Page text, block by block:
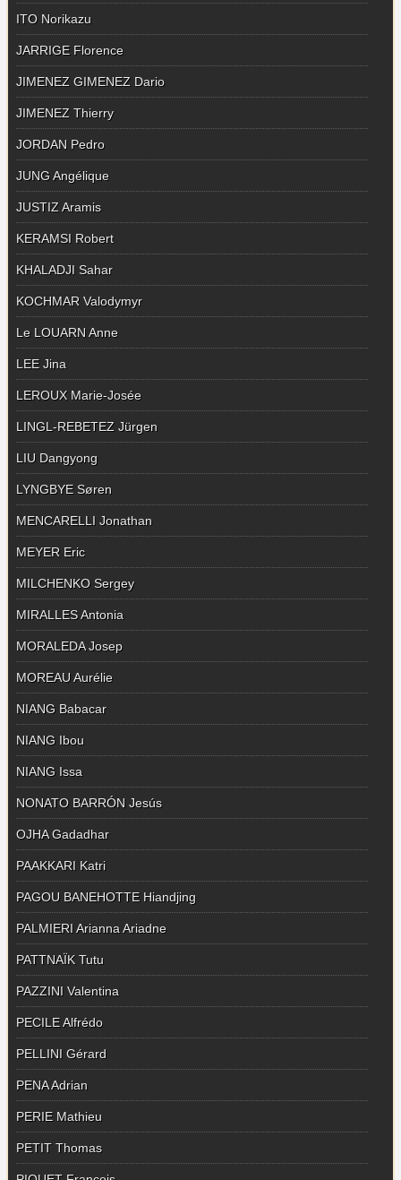
ITO Norikazu
JARRIGE Florence
JIMENEZ GIMENEZ Dario
JIMENEZ Thierry
JORDAN Pedro
JUNG Angélique
JUSTIZ Aramis
KERAMSI Robert
KHALADJI Sahar
KOCHMAR Valodymyr
Le LOUARN Anne
LEE Jina
LEROUX Marie-Josée
LINGL-REBETEZ Jürgen
LIU Dangyong
LYNGBYE Søren
MENCARELLI Jonathan
MEYER Eric
MILCHENKO Sergey
MIRALLES Antonia
MORALEDA Josep
MOREAU Aurélie
NIANG Babacar
NIANG Ibou
NIANG Issa
NONATO BARRÓN Jesús
OJHA Gadadhar
PAAKKARI Katri
PAGOU BANEHOTTE Hiandjing
PALMIERI Arianna Ariadne
PATTNAÏK Tutu
PAZZINI Valentina
PECILE Alfrédo
PELLINI Gérard
PENA Adrian
PERIE Mathieu
PETIT Thomas